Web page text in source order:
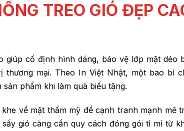
TREO GIÓ ĐẸP
giúp cố định hình dáng, bảo vệ lớp mật dẻo
mại. Theo In Việt Nhật, một bao bì
phẩm khi làm quà biếu tặng.
về mặt thẩm mỹ để cạnh tranh mạnh mẽ
gió càng cần quy cách đóng gói tỉ mỉ từ